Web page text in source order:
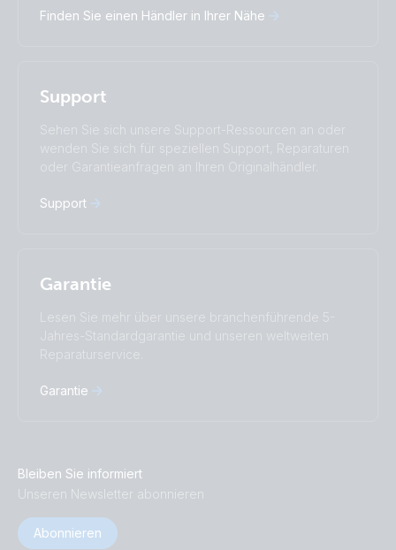
Italiano
Magyar
Suomalainen
Русский
Українська
中國人
Subscribe
Finden Sie einen Händler in Ihrer Nähe
Support
Sehen Sie sich unsere Support-Ressourcen an oder
wenden Sie sich für speziellen Support, Reparaturen
oder Garantieanfragen an Ihren Originalhändler.
Support
Garantie
Lesen Sie mehr über unsere branchenführende 5-
Jahres-Standardgarantie und unseren weltweiten
Reparaturservice.
Garantie
Bleiben Sie informiert
Unseren Newsletter abonnieren
Abonnieren